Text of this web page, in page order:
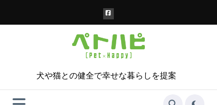
犬や猫との健全で幸せな暮らしを提案